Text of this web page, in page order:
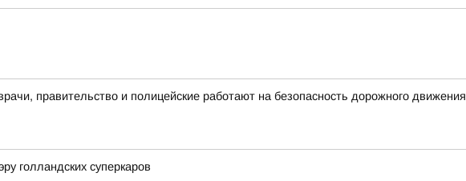
правительство и полицейские работают на безопасность дорожного движения
голландских суперкаров